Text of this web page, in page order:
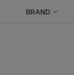
BRAND